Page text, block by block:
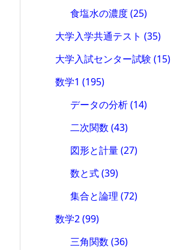
食塩水の濃度(25)
大学入学共通テスト (35)
大学入試センター試験 (15)
数学1 (195)
データの分析(14)
二次関数(43)
図形と計量(27)
数と式(39)
集合と論理(72)
数学2(99)
三角関数(36)